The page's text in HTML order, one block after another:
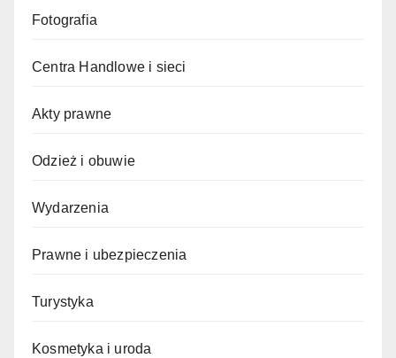
Fotografia
Centra Handlowe i sieci
Akty prawne
Odzież i obuwie
Wydarzenia
Prawne i ubezpieczenia
Turystyka
Kosmetyka i uroda